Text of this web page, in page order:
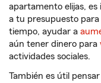
apartamento elijas,
a tu presupuesto
tiempo, ayudar a
aún tener dinero para
actividades sociales.
También es útil